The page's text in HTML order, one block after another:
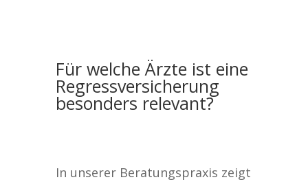
Für welche Ärzte ist eine
Regressversicherung
besonders relevant?
In unserer Beratungspraxis zeigt